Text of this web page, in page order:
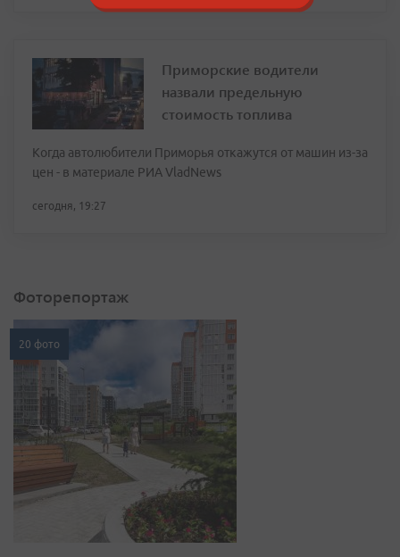
Приморские водители
назвали предельную
стоимость топлива
Когда автолюбители Приморья откажутся от машин из-за
цен - в материале РИА VladNews
сегодня, 19:27
Фоторепортаж
20 фото